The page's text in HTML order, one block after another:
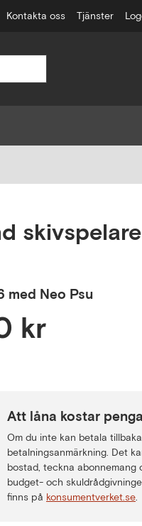
Kontakta oss Tjänster
med Neo Psu
kr
Att låna kostar
Om du inte kan betala
betalningsanmärkning. Det
bostad, teckna abonnemang
budget- och
finns på konsumentverket.se